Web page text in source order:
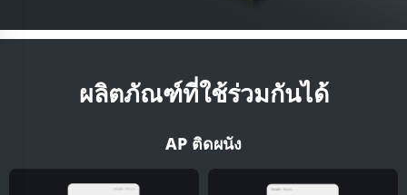
ผลิตภัณฑ์ที่ใช้ร่วมกันได้
AP ติดผนัง